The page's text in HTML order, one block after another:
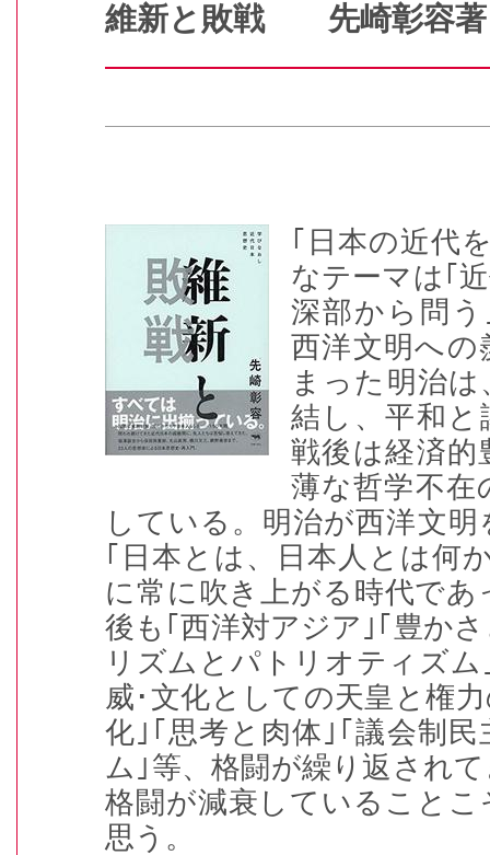
維新と敗戦 先崎彰容
｢日本の近代
なテーマは｢
深部から問
西洋文明への
まった明治
結し、平和と
戦後は経済的
薄な哲学不在
している。明治が西洋文
｢日本とは、日本人とは何
に常に吹き上がる時代で
後も｢西洋対アジア｣｢豊か
リズムとパトリオティズム
威･文化としての天皇と権
化｣｢思考と肉体｣｢議会制
ム｣等、格闘が繰り返され
格闘が減衰していること
思う。